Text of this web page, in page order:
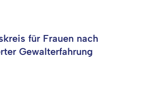
für Frauen nach
Gewalterfahrung